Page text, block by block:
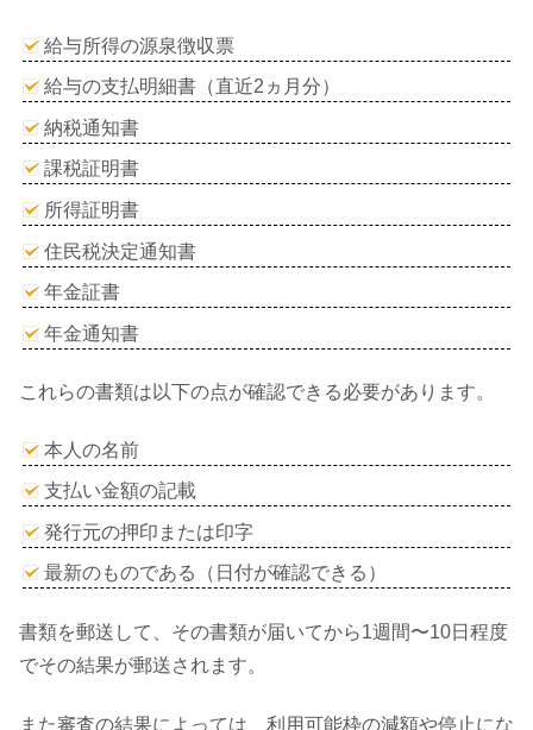
給与所得の源泉徴収票
給与の支払明細書（直近2ヵ月分）
納税通知書
課税証明書
所得証明書
住民税決定通知書
年金証書
年金通知書
これらの書類は以下の点が確認できる必要があります。
本人の名前
支払い金額の記載
発行元の押印または印字
最新のものである（日付が確認できる）
書類を郵送して、その書類が届いてから1週間〜10日程度
でその結果が郵送されます。
また審査の結果によっては、利用可能枠の減額や停止にな